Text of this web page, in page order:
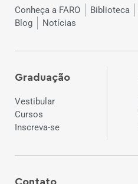
Conheça a FARO Biblioteca
Blog
Notícias
Graduação
Vestibular
Cursos
Inscreva-se